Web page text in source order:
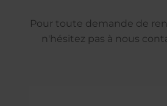
Pour toute demande de
n'hésitez pas à nous